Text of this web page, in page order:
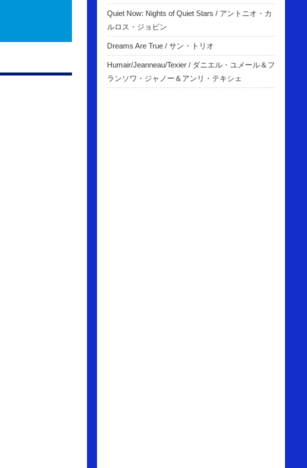
Quiet Now: Nights of Quiet Stars / アントニオ・カ
ルロス・ジョビン
Dreams Are True / サン・トリオ
Humair/Jeanneau/Texier / ダニエル・ユメール＆フ
ランソワ・ジャノー＆アンリ・テキシェ